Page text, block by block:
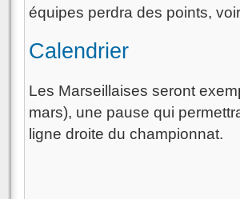
équipes perdra des points,
Calendrier
Les Marseillaises seront
mars), une pause qui
ligne droite du championnat.